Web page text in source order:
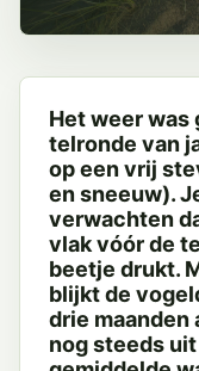
Het weer was
telronde van
op een vrij
en sneeuw).
verwachten
vlak vóór de
beetje drukt.
blijkt de
drie maanden
nog steeds